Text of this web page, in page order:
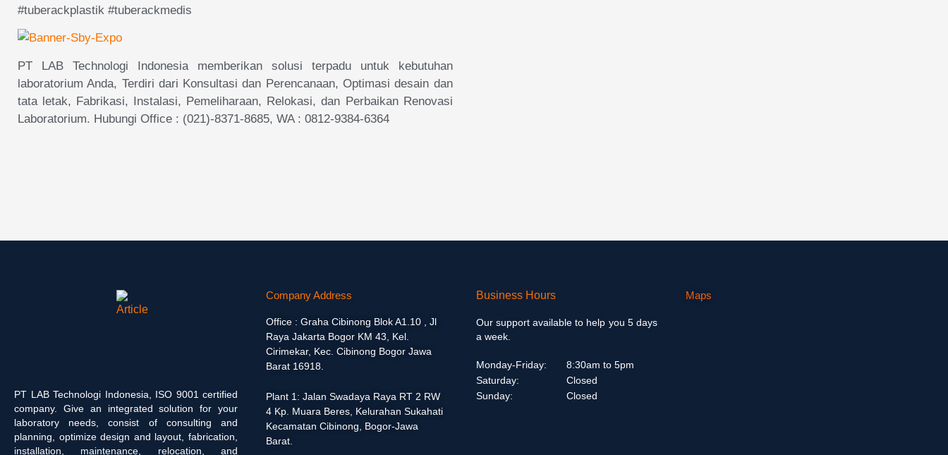
#tuberackplastik #tuberackmedis
PT LAB Technologi Indonesia memberikan solusi terpadu untuk kebutuhan
laboratorium Anda, Terdiri dari Konsultasi dan Perencanaan, Optimasi desain dan
tata letak, Fabrikasi, Instalasi, Pemeliharaan, Relokasi, dan Perbaikan Renovasi
Laboratorium. Hubungi Office : (021)-8371-8685, WA : 0812-9384-6364
PT LAB Technologi Indonesia, ISO 9001 certified
company. Give an integrated solution for your
laboratory needs, consist of consulting and
planning, optimize design and layout, fabrication,
installation, maintenance, relocation, and
Company Address
Office : Graha Cibinong Blok A1.10 , Jl
Raya Jakarta Bogor KM 43, Kel.
Cirimekar, Kec. Cibinong Bogor Jawa
Barat 16918.
Plant 1: Jalan Swadaya Raya RT 2 RW
4 Kp. Muara Beres, Kelurahan Sukahati
Kecamatan Cibinong, Bogor-Jawa
Barat.
Business Hours
Our support available to help you 5 days
a week.
Monday-Friday:
Saturday:
Sunday:
8:30am to 5pm
Closed
Closed
Maps